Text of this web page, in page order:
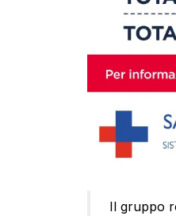
Il gruppo